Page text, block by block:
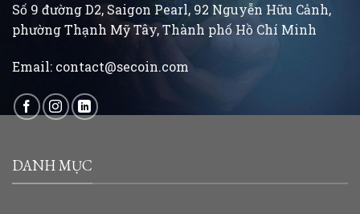
Số 9 đường D2, Saigon Pearl, 92 Nguyễn Hữu Cảnh,
phường Thạnh Mỹ Tây, Thành phố Hồ Chí Minh
Email: contact@secoin.com
DANH MỤC